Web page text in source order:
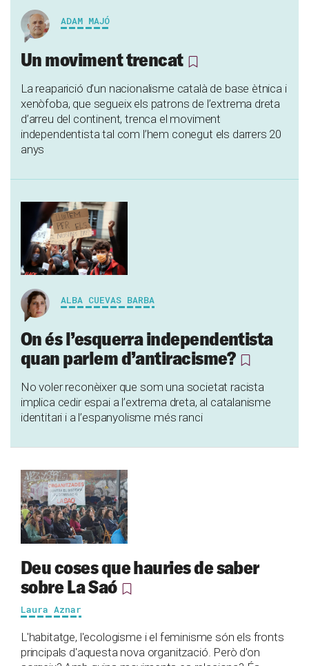
ADAM MAJÓ
Un moviment trencat
La reaparició d’un nacionalisme català de base ètnica i
xenòfoba, que segueix els patrons de l’extrema dreta
d’arreu del continent, trenca el moviment
independentista tal com l’hem conegut els darrers 20
anys
ALBA CUEVAS BARBA
On és l’esquerra independentista
quan parlem d’antiracisme?
No voler reconèixer que som una societat racista
implica cedir espai a l’extrema dreta, al catalanisme
identitari i a l’espanyolisme més ranci
Deu coses que hauries de saber
sobre La Saó
Laura Aznar
L'habitatge, l'ecologisme i el feminisme són els fronts
principals d'aquesta nova organització. Però d'on